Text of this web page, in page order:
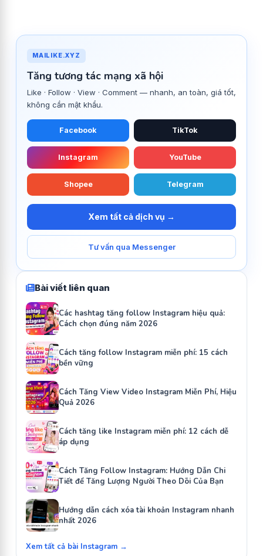
MAILIKE.XYZ
Tăng tương tác mạng xã hội
Like · Follow · View · Comment — nhanh, an toàn, giá tốt,
không cần mật khẩu.
Facebook TikTok
Instagram YouTube
Shopee Telegram
Xem tất cả dịch vụ →
Tư vấn qua Messenger
Bài viết liên quan
Các hashtag tăng follow Instagram hiệu quả:
Cách chọn đúng năm 2026
Cách tăng follow Instagram miễn phí: 15 cách
bền vững
Cách Tăng View Video Instagram Miễn Phí, Hiệu
Quả 2026
Cách tăng like Instagram miễn phí: 12 cách dễ
áp dụng
Cách Tăng Follow Instagram: Hướng Dẫn Chi
Tiết để Tăng Lượng Người Theo Dõi Của Bạn
Hướng dẫn cách xóa tài khoản Instagram nhanh
nhất 2026
Xem tất cả bài Instagram →